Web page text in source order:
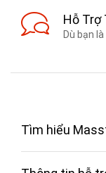
Hỗ Trợ
Dù bạn
Tìm hiểu